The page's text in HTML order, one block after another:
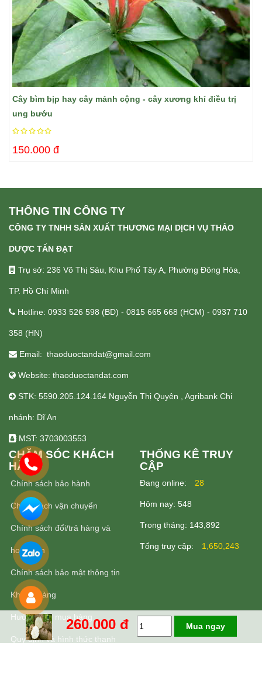
Cây bìm bịp hay cây mảnh cộng - cây xương khỉ điều trị
ung bướu
150.000 đ
260.000 đ Mua ngay
THÔNG TIN CÔNG TY
CÔNG TY TNHH SẢN XUẤT THƯƠNG MẠI DỊCH VỤ THẢO
DƯỢC TẤN ĐẠT
Trụ sở: 236 Võ Thị Sáu, Khu Phố Tây A, Phường Đông Hòa,
TP. Hồ Chí Minh
Hotline: 0933 526 598 (BD) - 0815 665 668 (HCM) - 0937 710
358 (HN)
Email: thaoduoctandat@gmail.com
Website: thaoduoctandat.com
STK: 5590.205.124.164 Nguyễn Thị Quyên , Agribank Chi
nhánh: Dĩ An
MST: 3703003553
CHĂM SÓC KHÁCH
HÀNG
Chính sách bảo hành
Chính sách vận chuyển
Chính sách đổi/trả hàng và
hoàn tiền
Chính sách bảo mật thông tin
Khách Hàng
Hướng dẫn mua hàng
Quy định và hình thức thanh
THỐNG KÊ TRUY
CẬP
Ðang online: 28
Hôm nay: 548
Trong tháng: 143,892
Tổng truy cập: 1,650,243